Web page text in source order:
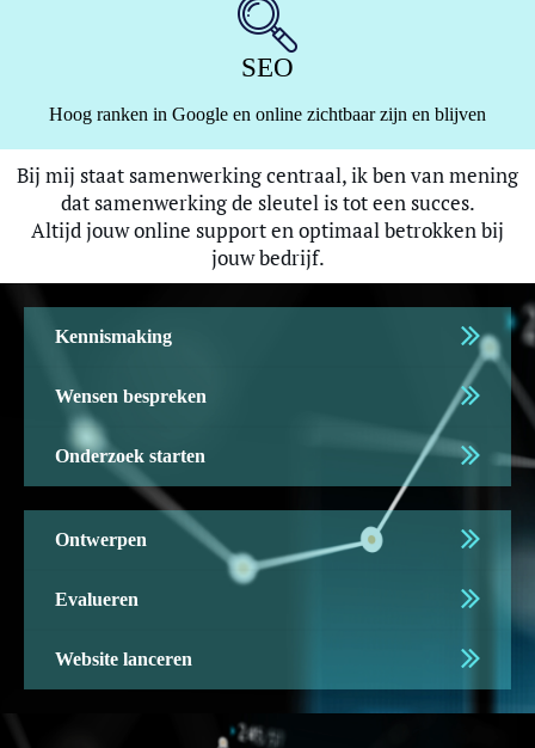
SEO
Hoog ranken in Google en online zichtbaar zijn en blijven
Bij mij staat samenwerking centraal, ik ben van mening
dat samenwerking de sleutel is tot een succes.
Altijd jouw online support en optimaal betrokken bij
jouw bedrijf.
Kennismaking
Wensen bespreken
Onderzoek starten
Ontwerpen
Evalueren
Website lanceren